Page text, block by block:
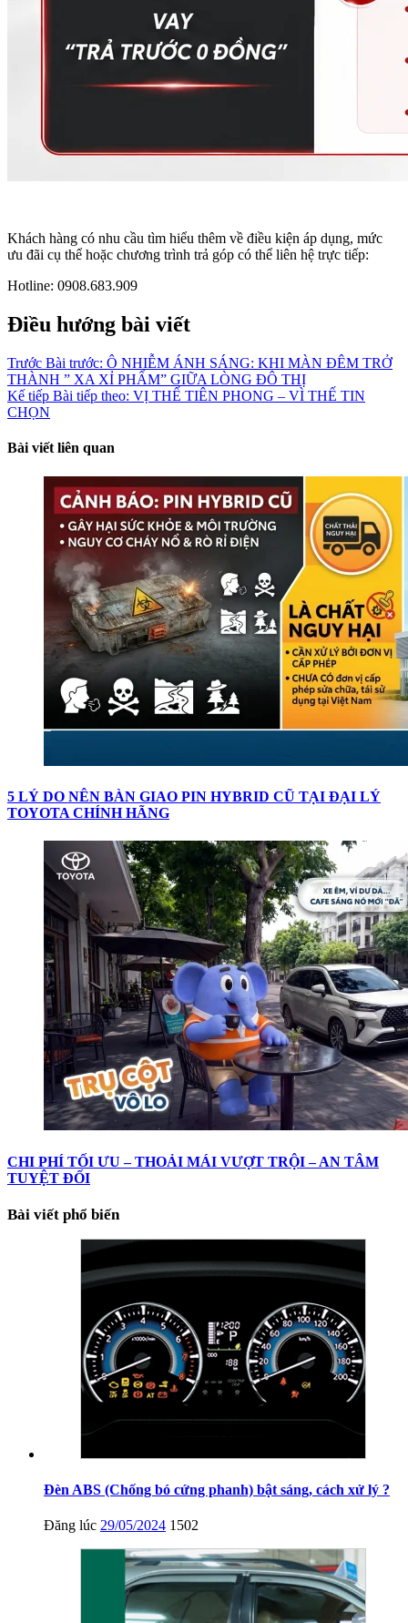
Khách hàng có nhu cầu tìm hiểu thêm về điều kiện áp dụng, mức
ưu đãi cụ thể hoặc chương trình trả góp có thể liên hệ trực tiếp:
Hotline: 0908.683.909
Điều hướng bài viết
Trước Bài trước: Ô NHIỄM ÁNH SÁNG: KHI MÀN ĐÊM TRỞ
THÀNH ” XA XỈ PHẨM” GIỮA LÒNG ĐÔ THỊ
Kế tiếp Bài tiếp theo: VỊ THẾ TIÊN PHONG – VÌ THẾ TIN
CHỌN
Bài viết liên quan
5 LÝ DO NÊN BÀN GIAO PIN HYBRID CŨ TẠI ĐẠI LÝ
TOYOTA CHÍNH HÃNG
CHI PHÍ TỐI ƯU – THOẢI MÁI VƯỢT TRỘI – AN TÂM
TUYỆT ĐỐI
Bài viết phổ biến
Đèn ABS (Chống bó cứng phanh) bật sáng, cách xử lý ?
Đăng lúc 29/05/2024 1502